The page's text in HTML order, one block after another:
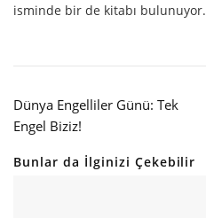
isminde bir de kitabı bulunuyor.
Dünya Engelliler Günü: Tek
Engel Biziz!
Bunlar da İlginizi Çekebilir